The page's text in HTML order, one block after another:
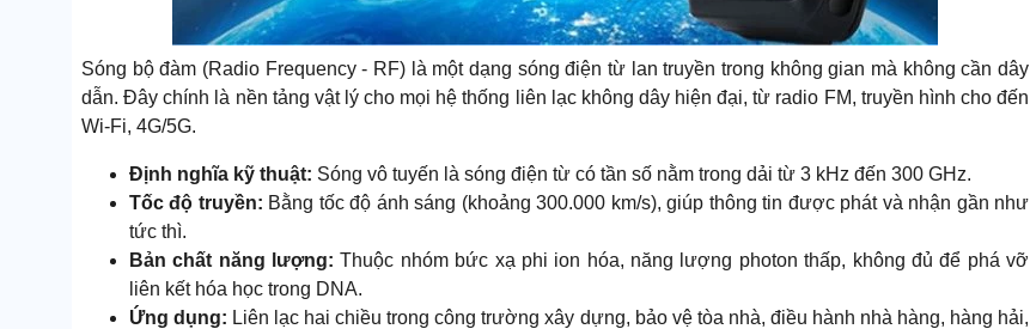
Sóng bộ đàm (Radio Frequency - RF) là một dạng sóng điện từ lan truyền trong không gian mà không cần dây
dẫn. Đây chính là nền tảng vật lý cho mọi hệ thống liên lạc không dây hiện đại, từ radio FM, truyền hình cho đến
Wi-Fi, 4G/5G.
Định nghĩa kỹ thuật: Sóng vô tuyến là sóng điện từ có tần số nằm trong dải từ 3 kHz đến 300 GHz.
Tốc độ truyền: Bằng tốc độ ánh sáng (khoảng 300.000 km/s), giúp thông tin được phát và nhận gần như
tức thì.
Bản chất năng lượng: Thuộc nhóm bức xạ phi ion hóa, năng lượng photon thấp, không đủ để phá vỡ
liên kết hóa học trong DNA.
Ứng dụng: Liên lạc hai chiều trong công trường xây dựng, bảo vệ tòa nhà, điều hành nhà hàng, hàng hải,